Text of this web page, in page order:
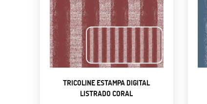
TRICOLINE ESTAMPA DIGITAL
LISTRADO CORAL